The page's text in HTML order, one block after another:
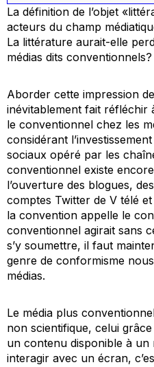
La définition de l’objet
acteurs du champ
La littérature aurait-elle
médias dits conventionnels?
Aborder cette impression
inévitablement fait réfléchir
le conventionnel chez les
considérant
sociaux opéré par les
conventionnel existe
l’ouverture des blogues,
comptes Twitter de V télé et
la convention appelle le
conventionnel agirait sans
s’y soumettre, il faut
genre de conformisme
médias.
Le média plus
non scientifique, celui
un contenu disponible à
interagir avec un écran,